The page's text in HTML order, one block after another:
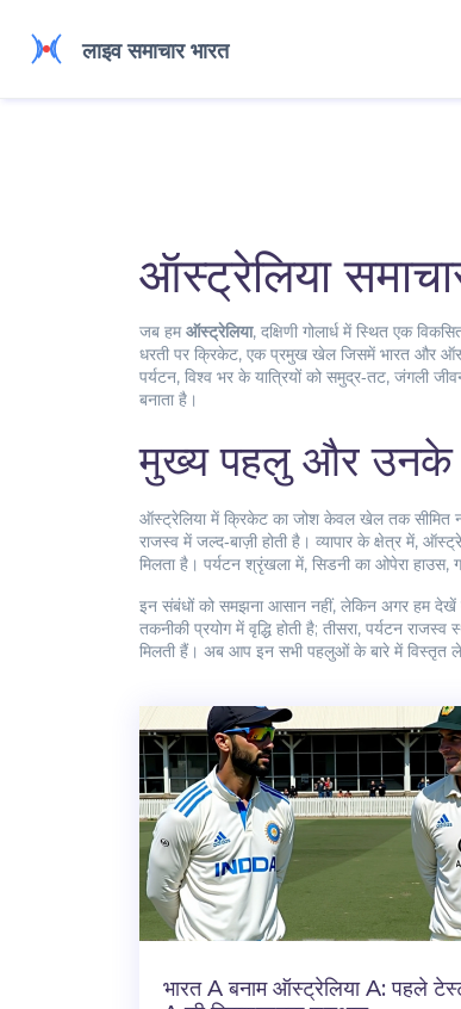
ऑस्ट्रेलिया
जब हमऑस्ट्रेलिया, दक्षिणी गोलार्ध में स्थित एक
धरती पर क्रिकेट, एक प्रमुख खेल जिसमें भारत और
पर्यटन, विश्व भर के यात्रियों को समुद्र‑तट, जंगली
बनाता है।
मुख्य पहलु और उनके
ऑस्ट्रेलिया में क्रिकेट का जोश केवल खेल तक सीमित नहीं
राजस्व में जल्द‑बाज़ी होती है। व्यापार के क्षेत्र में,
मिलता है। पर्यटन श्रृंखला में, सिडनी का ओपेरा हाउस,
इन संबंधों को समझना आसान नहीं, लेकिन अगर हम देखें
तकनीकी प्रयोग में वृद्धि होती है; तीसरा, पर्यटन
मिलती हैं। अब आप इन सभी पहलुओं के बारे में विस्तृत
भारत A बनाम ऑस्ट्रेलिया A: पहले